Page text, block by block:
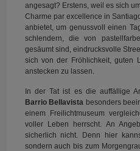
angesagt? Erstens, weil es sich
Charme par excellence in
anbietet, um genussvoll einen
schlendern, die von
gesäumt sind, eindrucksvolle
sich von der Fröhlichkeit, guten
anstecken zu lassen.
In der Tat ist es die auffällige
Barrio Bellavista besonders
einem Freilichtmuseum
voller Leben herrscht. An
sicherlich nicht. Denn hier
sondern auch bis zum